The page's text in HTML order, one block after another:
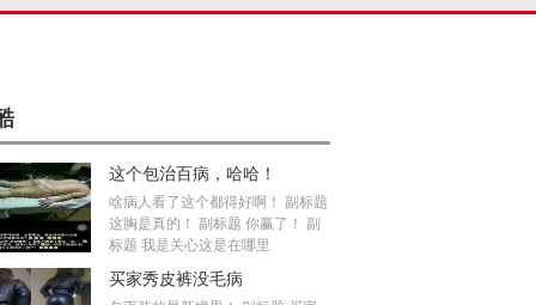
这个包治百病，哈哈！
啥病人看了这个都得好啊！ 副标题
这胸是真的！ 副标题 你赢了！ 副
标题 我是关心这是在哪里
买家秀皮裤没毛病